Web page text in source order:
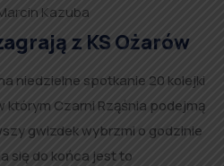
Kazuba
z KS Ożarów
niedzielne spotkanie 20 kolejki
którym Czarni Rząśnia podejmą
gwizdek wybrzmi o godzinie
się do końca jest to